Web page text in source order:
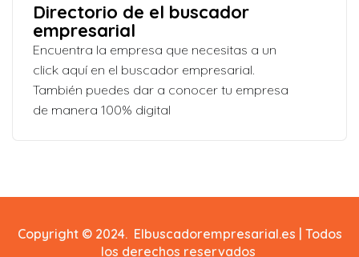
Directorio de el buscador
empresarial
Encuentra la empresa que necesitas a un
click aquí en el buscador empresarial.
También puedes dar a conocer tu empresa
de manera 100% digital
Copyright © 2024. Elbuscadorempresarial.es | Todos
los derechos reservados